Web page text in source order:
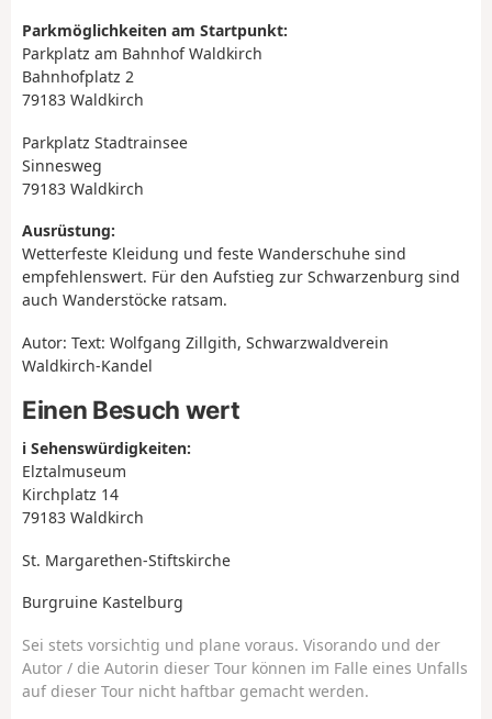
Parkmöglichkeiten am Startpunkt:
Parkplatz am Bahnhof Waldkirch
Bahnhofplatz 2
79183 Waldkirch
Parkplatz Stadtrainsee
Sinnesweg
79183 Waldkirch
Ausrüstung:
Wetterfeste Kleidung und feste Wanderschuhe sind
empfehlenswert. Für den Aufstieg zur Schwarzenburg sind
auch Wanderstöcke ratsam.
Autor: Text: Wolfgang Zillgith, Schwarzwaldverein
Waldkirch-Kandel
Einen Besuch wert
ℹ️ Sehenswürdigkeiten:
Elztalmuseum
Kirchplatz 14
79183 Waldkirch
St. Margarethen-Stiftskirche
Burgruine Kastelburg
Sei stets vorsichtig und plane voraus. Visorando und der
Autor / die Autorin dieser Tour können im Falle eines Unfalls
auf dieser Tour nicht haftbar gemacht werden.